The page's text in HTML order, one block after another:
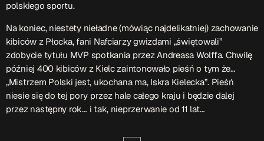
polskiego sportu.
Na koniec, niestety nieładne (mówiąc najdelikatniej) zachowanie
kibiców z Płocka, fani Nafciarzy gwizdami „świętowali”
zdobycie tytułu MVP spotkania przez Andreasa Wolffa. Chwilę
później 400 kibiców z Kielc zaintonowało pieśń o tym że…
„Mistrzem Polski jest, ukochana ma, Iskra Kielecka”. Pieśń
niesie się do tej pory przez hale całego kraju i będzie dalej
przez następny rok… i tak, nieprzerwanie od 11 lat…